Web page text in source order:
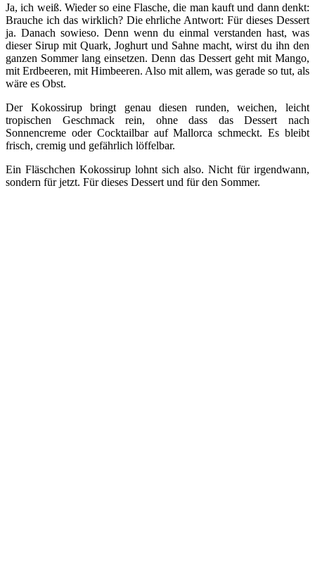
Ja, ich weiß. Wieder so eine Flasche, die man kauft und dann denkt:
Brauche ich das wirklich? Die ehrliche Antwort: Für dieses Dessert
ja. Danach sowieso. Denn wenn du einmal verstanden hast, was
dieser Sirup mit Quark, Joghurt und Sahne macht, wirst du ihn den
ganzen Sommer lang einsetzen. Denn das Dessert geht mit Mango,
mit Erdbeeren, mit Himbeeren. Also mit allem, was gerade so tut, als
wäre es Obst.
Der Kokossirup bringt genau diesen runden, weichen, leicht
tropischen Geschmack rein, ohne dass das Dessert nach
Sonnencreme oder Cocktailbar auf Mallorca schmeckt. Es bleibt
frisch, cremig und gefährlich löffelbar.
Ein Fläschchen Kokossirup lohnt sich also. Nicht für irgendwann,
sondern für jetzt. Für dieses Dessert und für den Sommer.